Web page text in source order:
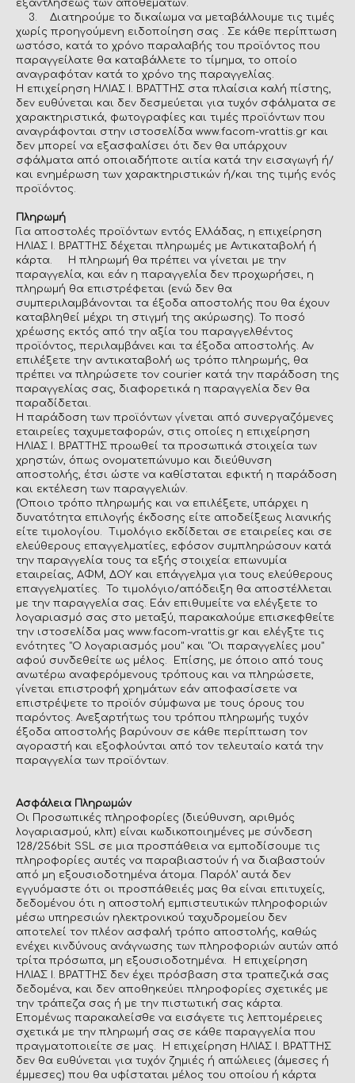
εξαντλήσεως των αποθεμάτων.
3. Διατηρούμε το δικαίωμα να μεταβάλλουμε τις τιμές
χωρίς προηγούμενη ειδοποίηση σας . Σε κάθε περίπτωση
ωστόσο, κατά το χρόνο παραλαβής του προϊόντος που
παραγγείλατε θα καταβάλλετε το τίμημα, το οποίο
αναγραφόταν κατά το χρόνο της παραγγελίας.
Η επιχείρηση ΗΛΙΑΣ Ι. ΒΡΑΤΤΗΣ στα πλαίσια καλή πίστης,
δεν ευθύνεται και δεν δεσμεύεται για τυχόν σφάλματα σε
χαρακτηριστικά, φωτογραφίες και τιμές προϊόντων που
αναγράφονται στην ιστοσελίδα www.facom-vrattis.gr και
δεν μπορεί να εξασφαλίσει ότι δεν θα υπάρχουν
σφάλματα από οποιαδήποτε αιτία κατά την εισαγωγή ή/
και ενημέρωση των χαρακτηριστικών ή/και της τιμής ενός
προϊόντος.
Πληρωμή
Για αποστολές προϊόντων εντός Ελλάδας, η επιχείρηση
ΗΛΙΑΣ Ι. ΒΡΑΤΤΗΣ δέχεται πληρωμές με Αντικαταβολή ή
κάρτα. Η πληρωμή θα πρέπει να γίνεται με την
παραγγελία, και εάν η παραγγελία δεν προχωρήσει, η
πληρωμή θα επιστρέφεται (ενώ δεν θα
συμπεριλαμβάνονται τα έξοδα αποστολής που θα έχουν
καταβληθεί μέχρι τη στιγμή της ακύρωσης). Το ποσό
χρέωσης εκτός από την αξία του παραγγελθέντος
προϊόντος, περιλαμβάνει και τα έξοδα αποστολής. Αν
επιλέξετε την αντικαταβολή ως τρόπο πληρωμής, θα
πρέπει να πληρώσετε τον courier κατά την παράδοση της
παραγγελίας σας, διαφορετικά η παραγγελία δεν θα
παραδίδεται.
Η παράδοση των προϊόντων γίνεται από συνεργαζόμενες
εταιρείες ταχυμεταφορών, στις οποίες η επιχείρηση
ΗΛΙΑΣ Ι. ΒΡΑΤΤΗΣ προωθεί τα προσωπικά στοιχεία των
χρηστών, όπως ονοματεπώνυμο και διεύθυνση
αποστολής, έτσι ώστε να καθίσταται εφικτή η παράδοση
και εκτέλεση των παραγγελιών.
(Όποιο τρόπο πληρωμής και να επιλέξετε, υπάρχει η
δυνατότητα επιλογής έκδοσης είτε αποδείξεως λιανικής
είτε τιμολογίου. Τιμολόγιο εκδίδεται σε εταιρείες και σε
ελεύθερους επαγγελματίες, εφόσον συμπληρώσουν κατά
την παραγγελία τους τα εξής στοιχεία: επωνυμία
εταιρείας, ΑΦΜ, ΔΟΥ και επάγγελμα για τους ελεύθερους
επαγγελματίες. Το τιμολόγιο/απόδειξη θα αποστέλλεται
με την παραγγελία σας. Εάν επιθυμείτε να ελέγξετε το
λογαριασμό σας στο μεταξύ, παρακαλούμε επισκεφθείτε
την ιστοσελίδα μας www.facom-vrattis.gr και ελέγξτε τις
ενότητες "Ο λογαριασμός μου" και "Οι παραγγελίες μου"
αφού συνδεθείτε ως μέλος. Επίσης, με όποιο από τους
ανωτέρω αναφερόμενους τρόπους και να πληρώσετε,
γίνεται επιστροφή χρημάτων εάν αποφασίσετε να
επιστρέψετε το προϊόν σύμφωνα με τους όρους του
παρόντος. Ανεξαρτήτως του τρόπου πληρωμής τυχόν
έξοδα αποστολής βαρύνουν σε κάθε περίπτωση τον
αγοραστή και εξοφλούνται από τον τελευταίο κατά την
παραγγελία των προϊόντων.
Ασφάλεια Πληρωμών
Οι Προσωπικές πληροφορίες (διεύθυνση, αριθμός
λογαριασμού, κλπ) είναι κωδικοποιημένες με σύνδεση
128/256bit SSL σε μια προσπάθεια να εμποδίσουμε τις
πληροφορίες αυτές να παραβιαστούν ή να διαβαστούν
από μη εξουσιοδοτημένα άτομα. Παρόλ’ αυτά δεν
εγγυόμαστε ότι οι προσπάθειές μας θα είναι επιτυχείς,
δεδομένου ότι η αποστολή εμπιστευτικών πληροφοριών
μέσω υπηρεσιών ηλεκτρονικού ταχυδρομείου δεν
αποτελεί τον πλέον ασφαλή τρόπο αποστολής, καθώς
ενέχει κινδύνους ανάγνωσης των πληροφοριών αυτών από
τρίτα πρόσωπα, μη εξουσιοδοτημένα. Η επιχείρηση
ΗΛΙΑΣ Ι. ΒΡΑΤΤΗΣ δεν έχει πρόσβαση στα τραπεζικά σας
δεδομένα, και δεν αποθηκεύει πληροφορίες σχετικές με
την τράπεζα σας ή με την πιστωτική σας κάρτα.
Επομένως παρακαλείσθε να εισάγετε τις λεπτομέρειες
σχετικά με την πληρωμή σας σε κάθε παραγγελία που
πραγματοποιείτε σε μας. Η επιχείρηση ΗΛΙΑΣ Ι. ΒΡΑΤΤΗΣ
δεν θα ευθύνεται για τυχόν ζημιές ή απώλειες (άμεσες ή
έμμεσες) που θα υφίσταται μέλος του οποίου ή κάρτα